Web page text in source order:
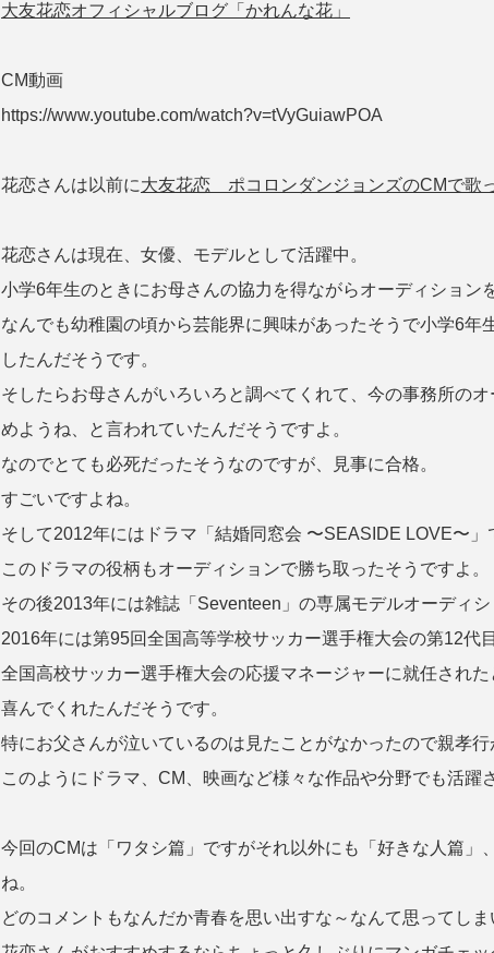
大友花恋オフィシャルブログ「かれんな花」
CM動画
https://www.youtube.com/watch?v=tVyGuiawPOA
花恋さんは以前に大友花恋 ポコロンダンジョンズのCMで歌
花恋さんは現在、女優、モデルとして活躍中。
小学6年生のときにお母さんの協力を得ながらオーディション
なんでも幼稚園の頃から芸能界に興味があったそうで小学6年
したんだそうです。
そしたらお母さんがいろいろと調べてくれて、今の事務所の
めようね、と言われていたんだそうですよ。
なのでとても必死だったそうなのですが、見事に合格。
すごいですよね。
そして2012年にはドラマ「結婚同窓会 〜SEASIDE LOVE〜」
このドラマの役柄もオーディションで勝ち取ったそうですよ。
その後2013年には雑誌「Seventeen」の専属モデルオーディシ
2016年には第95回全国高等学校サッカー選手権大会の第12代
全国高校サッカー選手権大会の応援マネージャーに就任され
喜んでくれたんだそうです。
特にお父さんが泣いているのは見たことがなかったので親孝
このようにドラマ、CM、映画など様々な作品や分野でも活躍
今回のCMは「ワタシ篇」ですがそれ以外にも「好きな人篇」
ね。
どのコメントもなんだか青春を思い出すな～なんて思ってしま